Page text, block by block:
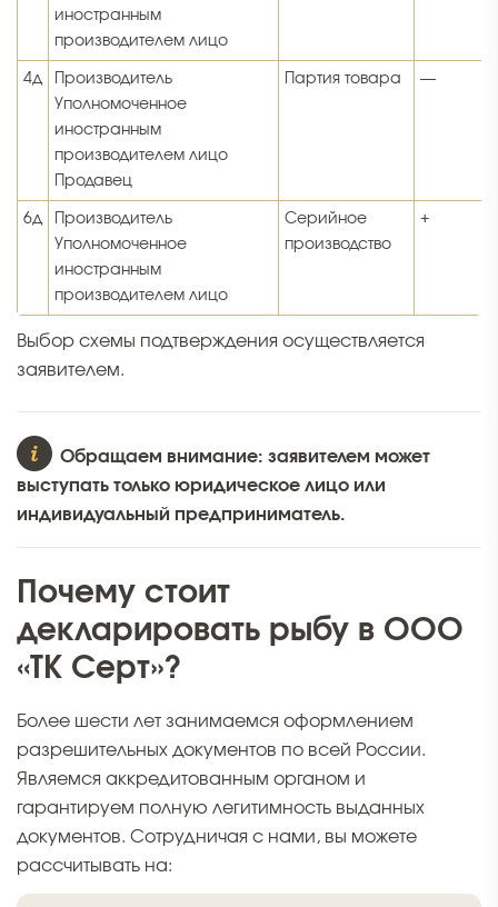
иностранным
производителем лицо
4д
Производитель
Уполномоченное
иностранным
производителем лицо
Продавец
Партия товара —
6д
Производитель
Уполномоченное
иностранным
производителем лицо
Серийное
производство
+
Выбор схемы подтверждения осуществляется
заявителем.
Обращаем внимание: заявителем может
выступать только юридическое лицо или
индивидуальный предприниматель.
Почему стоит
декларировать рыбу в ООО
«ТК Серт»?
Более шести лет занимаемся оформлением
разрешительных документов по всей России.
Являемся аккредитованным органом и
гарантируем полную легитимность выданных
документов. Сотрудничая с нами, вы можете
рассчитывать на: